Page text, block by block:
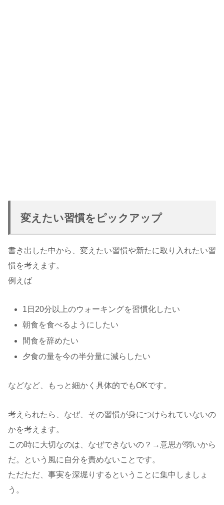
変えたい習慣をピックアップ
書き出した中から、変えたい習慣や新たに取り入れたい習
慣を考えます。
例えば
1日20分以上のウォーキングを習慣化したい
朝食を食べるようにしたい
間食を辞めたい
夕食の量を今の半分量に減らしたい
などなど、もっと細かく具体的でもOKです。
考えられたら、なぜ、その習慣が身につけられていないの
かを考えます。
この時に大切なのは、なぜできないの？→意思が弱いから
だ。という風に自分を責めないことです。
ただただ、事実を深堀りするということに集中しましょ
う。